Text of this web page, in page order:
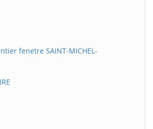
fenetre SAINT-MICHEL-